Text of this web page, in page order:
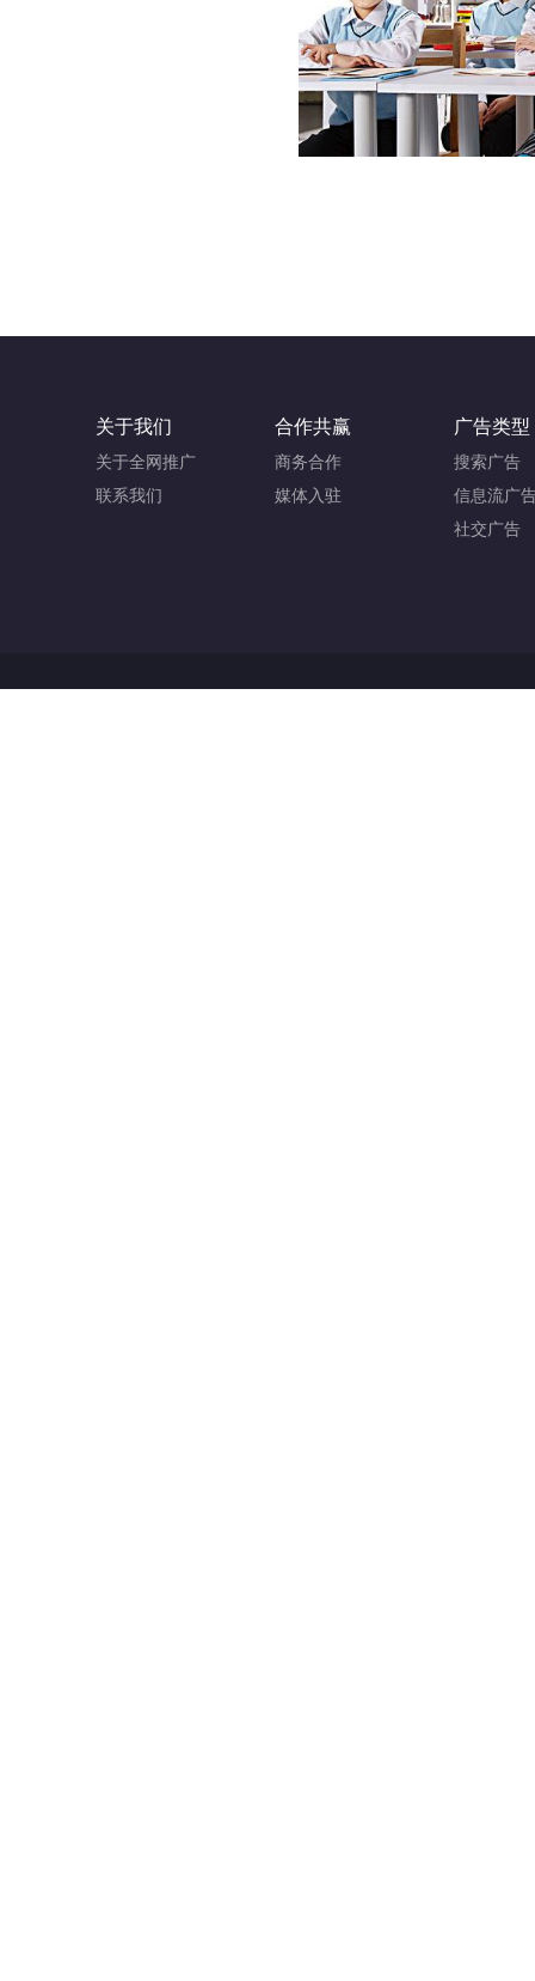
关于我们
关于全网推广
联系我们
合作共赢
商务合作
媒体入驻
广告类型
搜索广告
信息流广
社交广告